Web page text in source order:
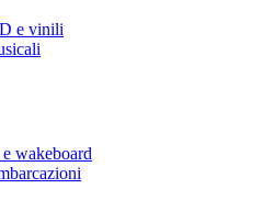
e vinili
wakeboard